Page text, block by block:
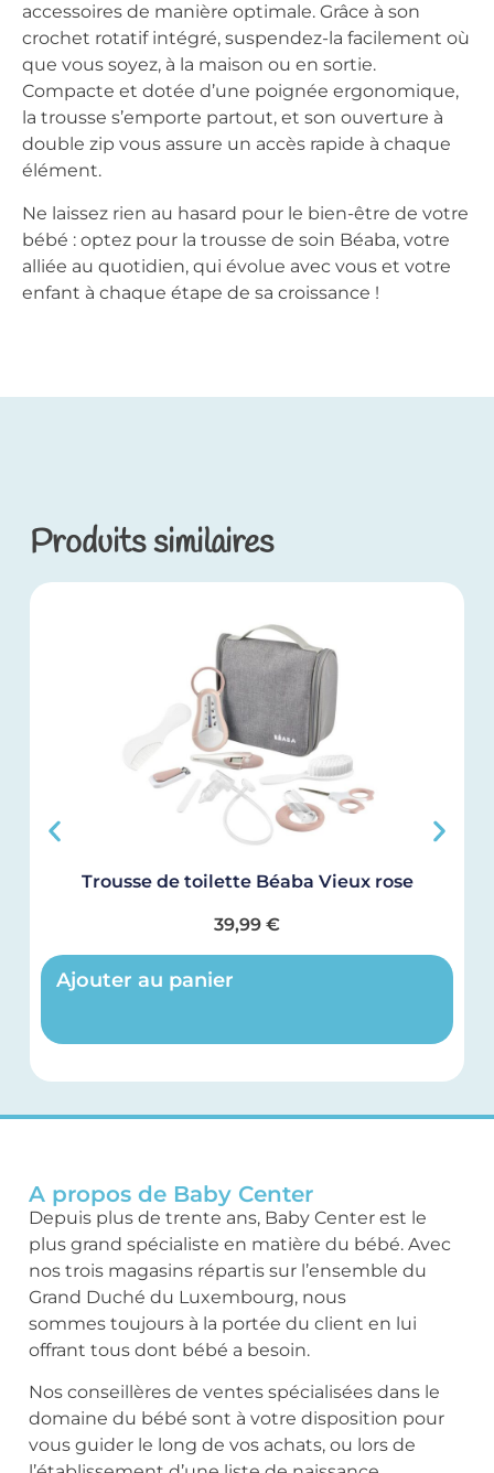
accessoires de manière optimale. Grâce à son
crochet rotatif intégré, suspendez-la facilement où
que vous soyez, à la maison ou en sortie.
Compacte et dotée d’une poignée ergonomique,
la trousse s’emporte partout, et son ouverture à
double zip vous assure un accès rapide à chaque
élément.
Ne laissez rien au hasard pour le bien-être de votre
bébé : optez pour la trousse de soin Béaba, votre
alliée au quotidien, qui évolue avec vous et votre
enfant à chaque étape de sa croissance !
Produits similaires
Trousse de toilette Béaba Vieux rose
39,99 €
Ajouter au panier
A propos de Baby Center
Depuis plus de trente ans, Baby Center est le
plus grand spécialiste en matière du bébé. Avec
nos trois magasins répartis sur l’ensemble du
Grand Duché du Luxembourg, nous
sommes toujours à la portée du client en lui
offrant tous dont bébé a besoin.
Nos conseillères de ventes spécialisées dans le
domaine du bébé sont à votre disposition pour
vous guider le long de vos achats, ou lors de